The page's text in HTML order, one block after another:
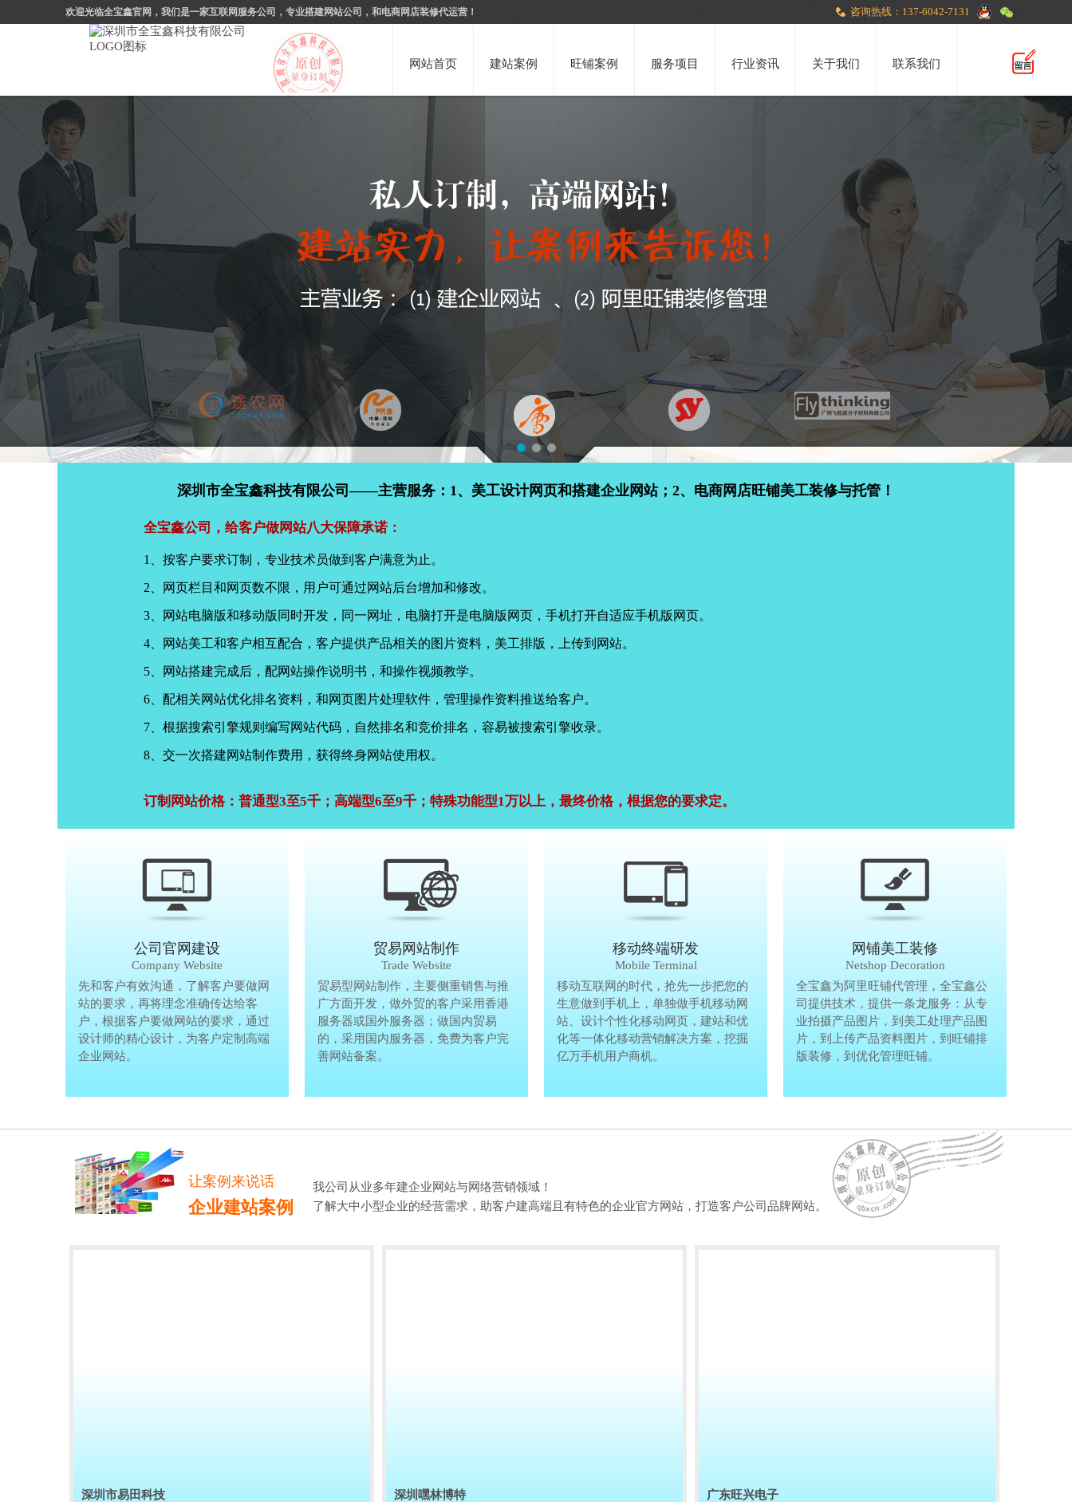
欢迎光临全宝鑫官网，我们是一家互联网服务公司，专业搭建网站公司，和电商网店装修代运营！ 咨询热线：137-6042-7131
网站首页 建站案例 旺铺案例 服务项目 行业资讯 关于我们 联系我们
深圳市全宝鑫科技有限公司——主营服务：1、美工设计网页和搭建企业网站；2、电商网店旺铺美工装修与托管！
全宝鑫公司，给客户做网站八大保障承诺：
1、按客户要求订制，专业技术员做到客户满意为止。
2、网页栏目和网页数不限，用户可通过网站后台增加和修改。
3、网站电脑版和移动版同时开发，同一网址，电脑打开是电脑版网页，手机打开自适应手机版网页。
4、网站美工和客户相互配合，客户提供产品相关的图片资料，美工排版，上传到网站。
5、网站搭建完成后，配网站操作说明书，和操作视频教学。
6、配相关网站优化排名资料，和网页图片处理软件，管理操作资料推送给客户。
7、根据搜索引擎规则编写网站代码，自然排名和竞价排名，容易被搜索引擎收录。
8、交一次搭建网站制作费用，获得终身网站使用权。
订制网站价格：普通型3至5千；高端型6至9千；特殊功能型1万以上，最终价格，根据您的要求定。
公司官网建设
Company Website
先和客户有效沟通，了解客户要做网
站的要求，再将理念准确传达给客
户，根据客户要做网站的要求，通过
设计师的精心设计，为客户定制高端
企业网站。
公司官网建设
Company Website
先和客户有效沟通，了解客户要做网
站的要求，再将理念准确传达给客
户，根据客户要做网站的要求，通过
设计师的精心设计，为客户定制高端
企业网站。
贸易网站制作
Trade Website
贸易型网站制作，主要侧重销售与推
广方面开发，做外贸的客户采用香港
服务器或国外服务器；做国内贸易
的，采用国内服务器，免费为客户完
善网站备案。
贸易网站制作
Trade Website
贸易型网站制作，主要侧重销售与推
广方面开发，做外贸的客户采用香港
服务器或国外服务器；做国内贸易
的，采用国内服务器，免费为客户完
善网站备案。
移动终端研发
Mobile Terminal
移动互联网的时代，抢先一步把您的
生意做到手机上，单独做手机移动网
站、设计个性化移动网页，建站和优
化等一体化移动营销解决方案，挖掘
亿万手机用户商机。
移动终端研发
Mobile Terminal
移动互联网的时代，抢先一步把您的
生意做到手机上，单独做手机移动网
站、设计个性化移动网页，建站和优
化等一体化移动营销解决方案，挖掘
亿万手机用户商机。
网铺美工装修
Netshop Decoration
全宝鑫为阿里旺铺代管理，全宝鑫公
司提供技术，提供一条龙服务：从专
业拍摄产品图片，到美工处理产品图
片，到上传产品资料图片，到旺铺排
版装修，到优化管理旺铺。
让案例来说话
企业建站案例
我公司从业多年建企业网站与网络营销领域！
了解大中小型企业的经营需求，助客户建高端且有特色的企业官方网站，打造客户公司品牌网站。
深圳市易田科技 深圳嘿林博特 广东旺兴电子